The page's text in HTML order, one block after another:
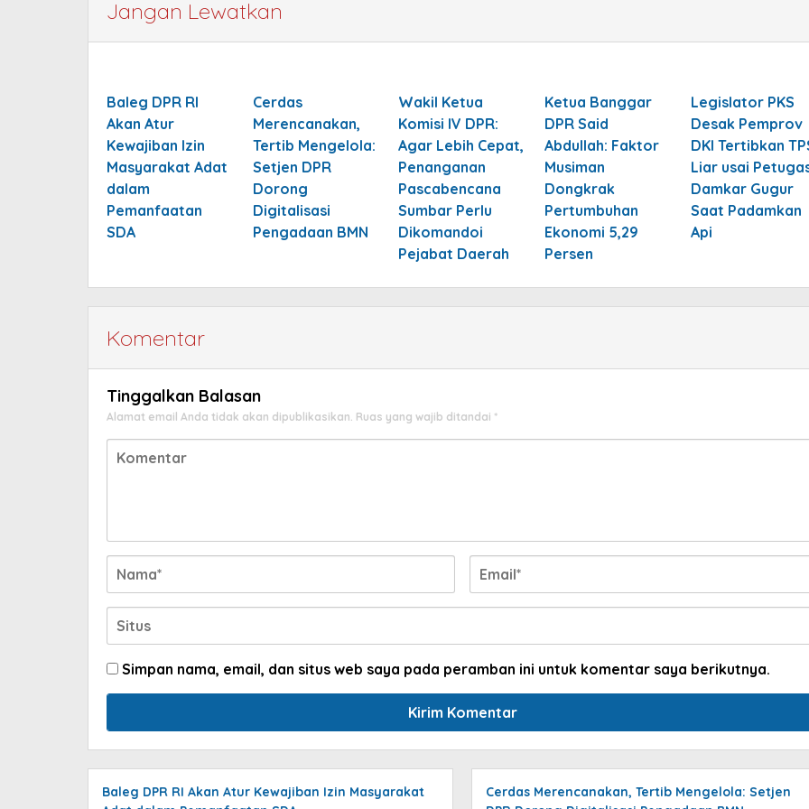
Jangan Lewatkan
Baleg DPR RI
Akan Atur
Kewajiban Izin
Masyarakat Adat
dalam
Pemanfaatan
SDA
Cerdas
Merencanakan,
Tertib Mengelola:
Setjen DPR
Dorong
Digitalisasi
Pengadaan BMN
Wakil Ketua
Komisi IV DPR:
Agar Lebih Cepat,
Penanganan
Pascabencana
Sumbar Perlu
Dikomandoi
Pejabat Daerah
Ketua Banggar
DPR Said
Abdullah: Faktor
Musiman
Dongkrak
Pertumbuhan
Ekonomi 5,29
Persen
Legislator PKS
Desak Pemprov
DKI Tertibkan
Liar usai
Damkar Gugur
Saat Padamkan
Api
Komentar
Tinggalkan Balasan
Alamat email Anda tidak akan dipublikasikan. Ruas yang wajib ditandai *
Simpan nama, email, dan situs web saya pada peramban ini untuk komentar saya berikutnya.
Baleg DPR RI Akan Atur Kewajiban Izin Masyarakat
Cerdas Merencanakan, Tertib Mengelola: Setjen